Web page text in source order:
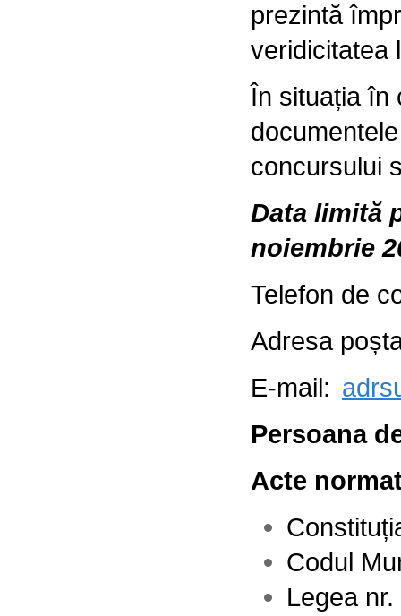
prezintă
veridicitatea
În situația în
concursului
Data limită
noiembrie
Telefon de
Adresa
E-mail:
Persoana
Acte
Codul
Legea